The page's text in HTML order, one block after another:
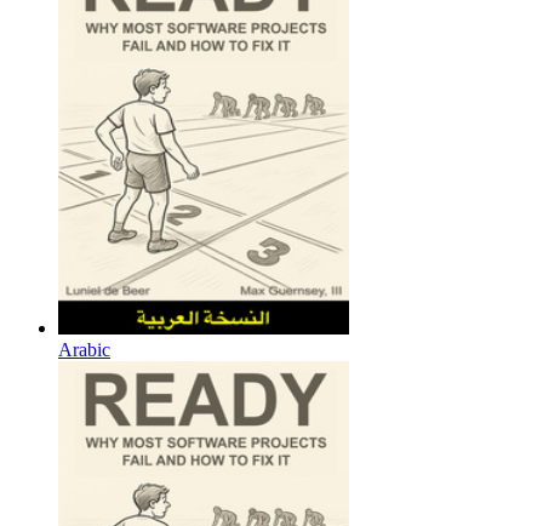
Arabic